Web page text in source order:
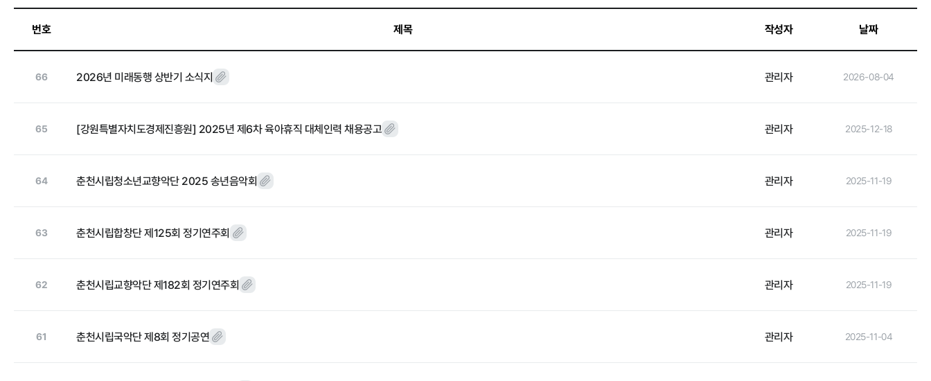
정보공개
경영공시
임직원 친인척 현황
기관장 성과계약 달성정도
감사결과 조치요구사항
정보공개
번호 제목 작성자 날짜
66 2026년 미래동행 상반기 소식지 관리자 2026-08-04
65 [강원특별자치도경제진흥원] 2025년 제6차 육아휴직 대체인력 채용공고 관리자 2025-12-18
64 춘천시립청소년교향악단 2025 송년음악회 관리자 2025-11-19
63 춘천시립합창단 제125회 정기연주회 관리자 2025-11-19
62 춘천시립교향악단 제182회 정기연주회 관리자 2025-11-19
61 춘천시립국악단 제8회 정기공연 관리자 2025-11-04